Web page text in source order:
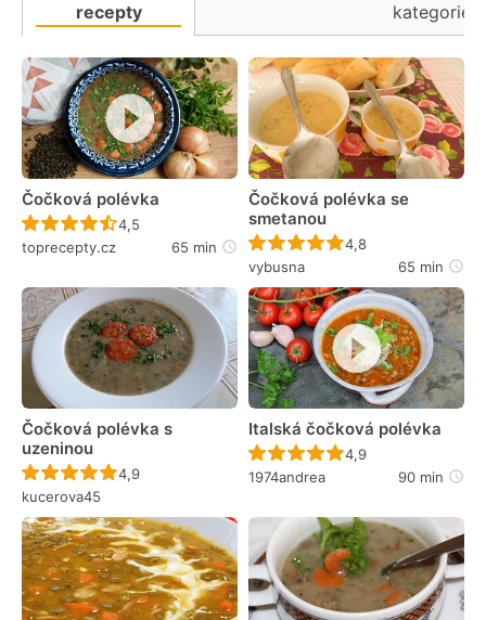
recepty
kategorie
Čočková polévka
Recept ještě nebyl hodnocen
4,5
toprecepty.cz
65 min
Čočková polévka se
smetanou
Recept ještě nebyl
4,8
vybusna
65 min
Čočková polévka s
uzeninou
Recept ještě nebyl hodnocen
4,9
kucerova45
Italská čočková polévka
Recept ještě nebyl
4,9
1974andrea
90 min